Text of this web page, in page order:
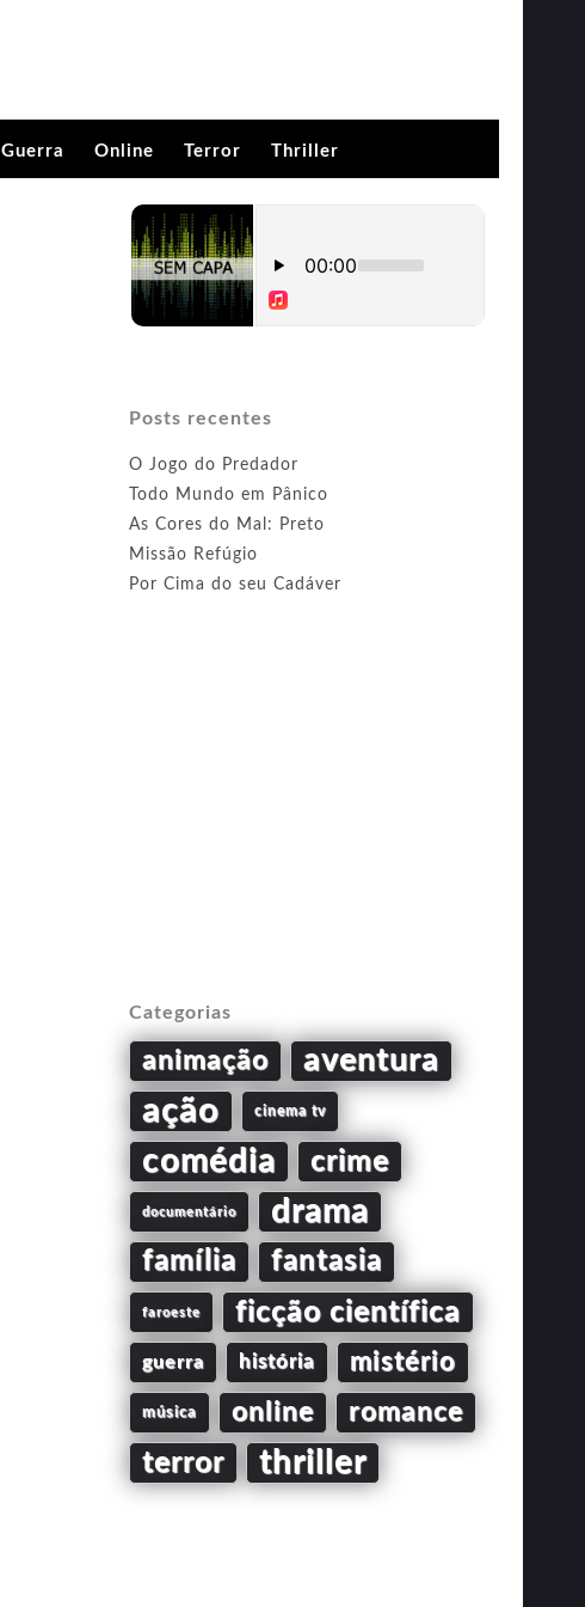
Guerra Online Terror Thriller
Posts recentes
O Jogo do Predador
Todo Mundo em Pânico
As Cores do Mal: Preto
Missão Refúgio
Por Cima do seu Cadáver
Categorias
animação aventura
ação cinema tv
comédia crime
documentário drama
família fantasia
faroeste ficção científica
guerra história mistério
música online romance
terror thriller